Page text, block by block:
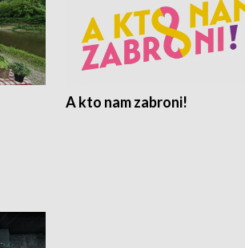
A kto nam zabroni!